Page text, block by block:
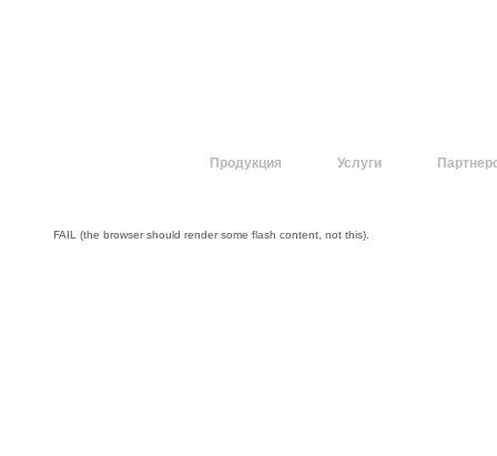
Продукция Услуги
FAIL (the browser should render some flash content, not this).